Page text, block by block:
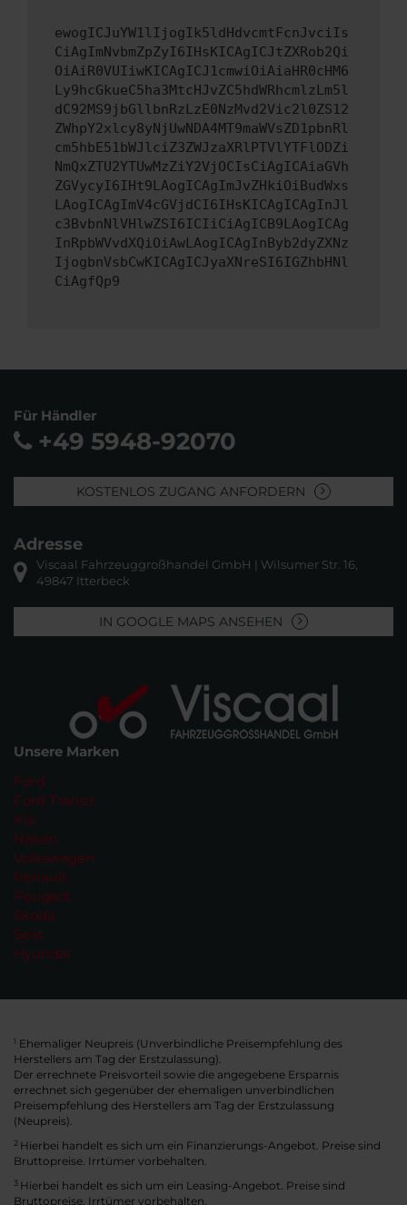
ewogICJuYW1lIjogIk5ldHdvcmtFcnJvciIs
CiAgImNvbmZpZyI6IHsKICAgICJtZXRob2Qi
OiAiR0VUIiwKICAgICJ1cmwiOiAiaHR0cHM6
Ly9hcGkueC5ha3MtcHJvZC5hdWRhcmlzLm5l
dC92MS9jbGllbnRzLzE0NzMvd2Vic2l0ZS12
ZWhpY2xlcy8yNjUwNDA4MT9maWVsZD1pbnRl
cm5hbE51bWJlciZ3ZWJzaXRlPTVlYTFlODZi
NmQxZTU2YTUwMzZiY2VjOCIsCiAgICAiaGVh
ZGVycyI6IHt9LAogICAgImJvZHkiOiBudWxs
LAogICAgImV4cGVjdCI6IHsKICAgICAgInJl
c3BvbnNlVHlwZSI6ICIiCiAgICB9LAogICAg
InRpbWVvdXQiOiAwLAogICAgInByb2dyZXNz
IjogbnVsbCwKICAgICJyaXNreSI6IGZhbHNl
CiAgfQp9
Für Händler
+49 5948-92070
KOSTENLOS ZUGANG ANFORDERN
Adresse
Viscaal Fahrzeuggroßhandel GmbH | Wilsumer Str. 16,
49847 Itterbeck
IN GOOGLE MAPS ANSEHEN
Unsere Marken
Ford
Ford Transit
Kia
Nissan
Volkswagen
Renault
Peugeot
Skoda
Seat
Hyundai
1 Ehemaliger Neupreis (Unverbindliche Preisempfehlung des
Herstellers am Tag der Erstzulassung).
Der errechnete Preisvorteil sowie die angegebene Ersparnis
errechnet sich gegenüber der ehemaligen unverbindlichen
Preisempfehlung des Herstellers am Tag der Erstzulassung
(Neupreis).
2 Hierbei handelt es sich um ein Finanzierungs-Angebot. Preise sind
Bruttopreise. Irrtümer vorbehalten.
3 Hierbei handelt es sich um ein Leasing-Angebot. Preise sind
Bruttopreise. Irrtümer vorbehalten.